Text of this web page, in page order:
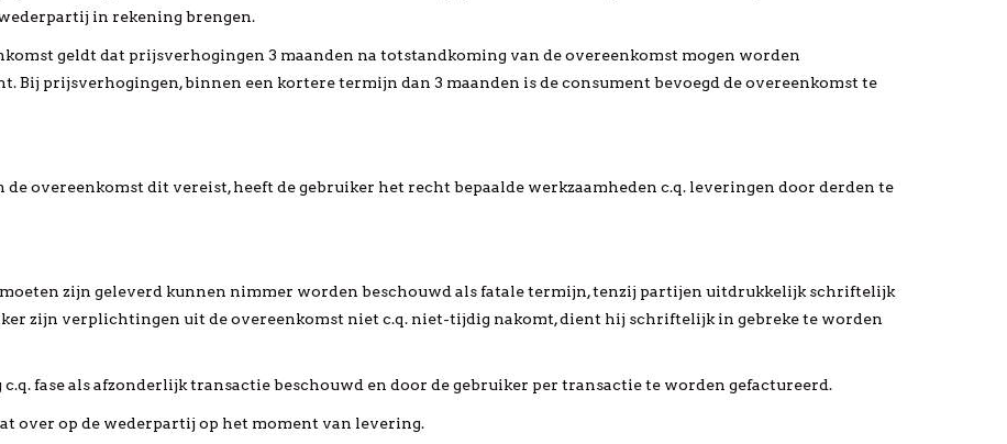
in rekening brengen.
geldt dat prijsverhogingen 3 maanden na totstandkoming van de overeenkomst mogen worden
Bij prijsverhogingen, binnen een kortere termijn dan 3 maanden is de consument bevoegd de overeenkomst te
overeenkomst dit vereist, heeft de gebruiker het recht bepaalde werkzaamheden c.q. leveringen door derden te
moeten zijn geleverd kunnen nimmer worden beschouwd als fatale termijn, tenzij partijen uitdrukkelijk schriftelijk
zijn verplichtingen uit de overeenkomst niet c.q. niet-tijdig nakomt, dient hij schriftelijk in gebreke te worden
fase als afzonderlijk transactie beschouwd en door de gebruiker per transactie te worden gefactureerd.
over op de wederpartij op het moment van levering.